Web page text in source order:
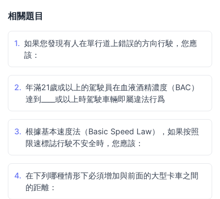
相關題目
1. 如果您發現有人在單行道上錯誤的方向行駛，您應
該：
2. 年滿21歲或以上的駕駛員在血液酒精濃度（BAC）
達到____或以上時駕駛車輛即屬違法行爲
3. 根據基本速度法（Basic Speed Law），如果按照
限速標誌行駛不安全時，您應該：
4. 在下列哪種情形下必須增加與前面的大型卡車之間
的距離：